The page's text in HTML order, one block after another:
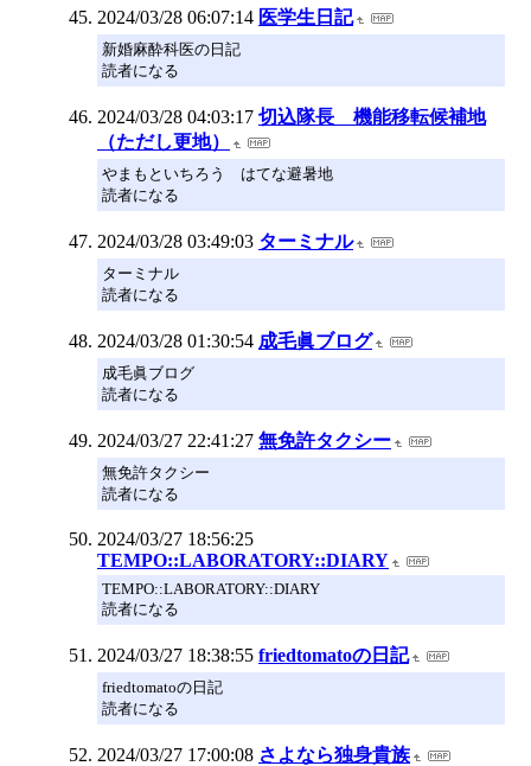
2024/03/28 06:07:14 医学生日記
新婚麻酔科医の日記
読者になる
2024/03/28 04:03:17 切込隊長 機能移転候補地
（ただし更地）
やまもといちろう はてな避暑地
読者になる
2024/03/28 03:49:03 ターミナル
ターミナル
読者になる
2024/03/28 01:30:54 成毛眞ブログ
成毛眞ブログ
読者になる
2024/03/27 22:41:27 無免許タクシー
無免許タクシー
読者になる
2024/03/27 18:56:25
TEMPO::LABORATORY::DIARY
TEMPO::LABORATORY::DIARY
読者になる
2024/03/27 18:38:55 friedtomatoの日記
friedtomatoの日記
読者になる
2024/03/27 17:00:08 さよなら独身貴族